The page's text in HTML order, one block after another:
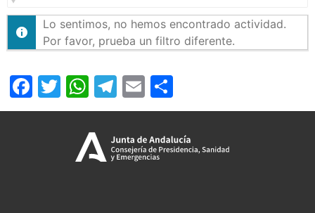
Lo sentimos, no hemos encontrado actividad.
Por favor, prueba un filtro diferente.
Facebook
Twitter
WhatsApp
Telegram
Email